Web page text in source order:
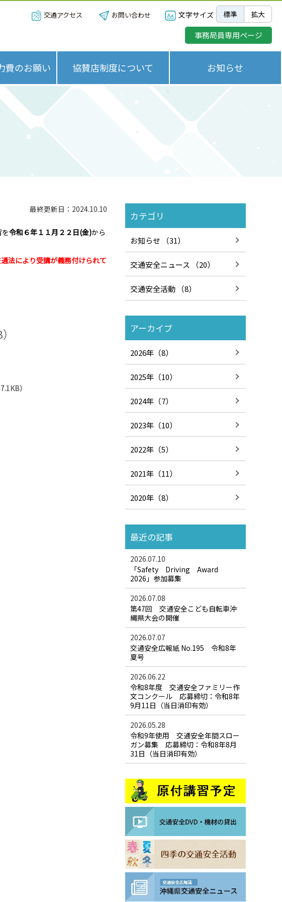
交通アクセス お問い合わせ 文字サイズ 標準 拡大
事務局員専用ページ
費のお願い 協賛店制度について お知らせ
最終更新日：2024.10.10
令和６年１１月２２日(金)から
法により受講が義務付けられて
）
カテゴリ
お知らせ （31）
交通安全ニュース （20）
交通安全活動 （8）
アーカイブ
2026年（8）
2025年（10）
2024年（7）
2023年（10）
2022年（5）
2021年（11）
2020年（8）
最近の記事
2026.07.10
「Safety Driving Award
2026」参加募集
2026.07.08
第47回 交通安全こども自転車沖
縄県大会の開催
2026.07.07
交通安全広報紙 No.195 令和8年
夏号
2026.06.22
令和8年度 交通安全ファミリー作
文コンクール 応募締切：令和8年
9月11日（当日消印有効）
2026.05.28
令和9年使用 交通安全年間スロー
ガン募集 応募締切：令和8年8月
31日（当日消印有効）